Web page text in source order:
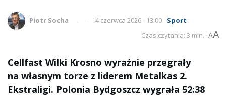
Piotr Socha 14 czerwca 2026 - 13:00
Sport
Czas czytania: 3 min. AA
Cellfast Wilki Krosno wyraźnie przegrały
na własnym torze z liderem Metalkas 2.
Ekstraligi. Polonia Bydgoszcz wygrała 52:38